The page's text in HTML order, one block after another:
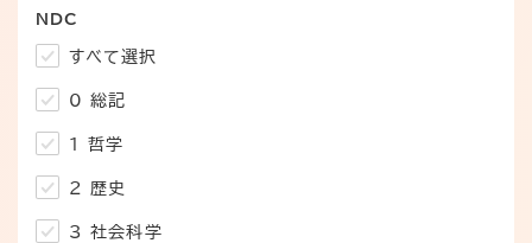
NDC
すべて選択
0 総記
1 哲学
2 歴史
3 社会科学